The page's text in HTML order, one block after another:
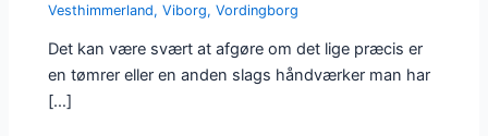
Vesthimmerland,Viborg,Vordingborg
Det kan være svært at afgøre om det lige præcis er
en tømrer eller en anden slags håndværker man har
[…]